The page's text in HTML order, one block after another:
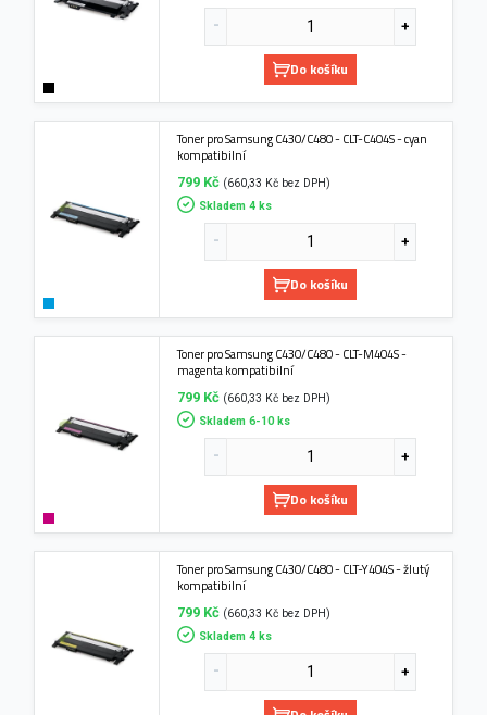
Do košíku
Toner pro Samsung C430/C480 - CLT-C404S - cyan
kompatibilní
799 Kč (660,33 Kč bez DPH)
Skladem 4 ks
Do košíku
Toner pro Samsung C430/C480 - CLT-M404S -
magenta kompatibilní
799 Kč (660,33 Kč bez DPH)
Skladem 6-10 ks
Do košíku
Toner pro Samsung C430/C480 - CLT-Y404S - žlutý
kompatibilní
799 Kč (660,33 Kč bez DPH)
Skladem 4 ks